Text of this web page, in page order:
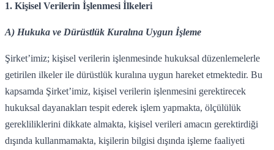
1. Kişisel Verilerin İşlenmesi İlkeleri
A) Hukuka ve Dürüstlük Kuralına Uygun İşleme
Şirket’imiz; kişisel verilerin işlenmesinde hukuksal düzenlemelerle
getirilen ilkeler ile dürüstlük kuralına uygun hareket etmektedir. Bu
kapsamda Şirket’imiz, kişisel verilerin işlenmesini gerektirecek
hukuksal dayanakları tespit ederek işlem yapmakta, ölçülülük
gerekliliklerini dikkate almakta, kişisel verileri amacın gerektirdiği
dışında kullanmamakta, kişilerin bilgisi dışında işleme faaliyeti